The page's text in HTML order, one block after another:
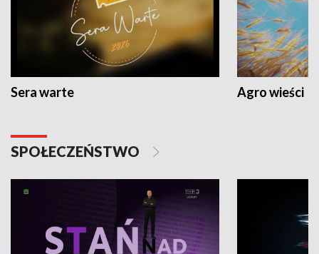
Sera warte Agro wieści
SPOŁECZEŃSTWO